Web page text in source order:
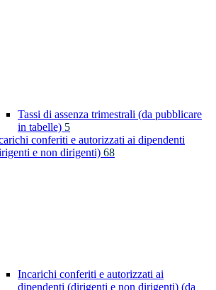
Tassi di assenza trimestrali (da pubblicare
in tabelle) 5
conferiti e autorizzati ai dipendenti
e non dirigenti) 68
Incarichi conferiti e autorizzati ai
dipendenti (dirigenti e non dirigenti) (da